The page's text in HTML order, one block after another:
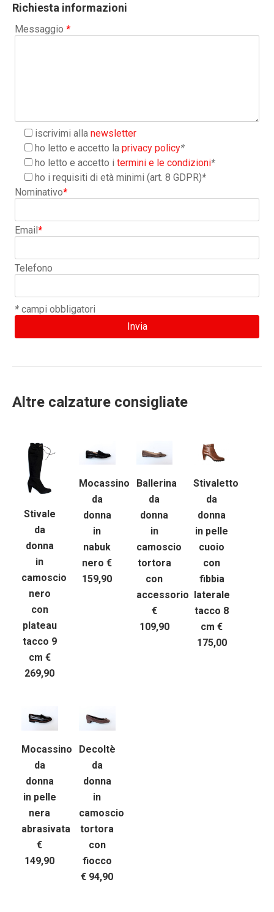
Richiesta informazioni
Messaggio *
iscrivimi allanewsletter
ho letto e accetto laprivacy policy*
ho letto e accetto itermini e le condizioni*
ho i requisiti di età minimi (art. 8 GDPR)*
Nominativo*
Email*
Telefono
* campi obbligatori
Altre calzature consigliate
Stivale
da
donna
in
camoscio
nero
con
plateau
tacco 9
cm €
269,90
Mocassino
da
donna
in
nabuk
nero €
159,90
Ballerina
da
donna
in
camoscio
tortora
con
accessorio
€
109,90
Stivaletto
da
donna
in pelle
cuoio
con
fibbia
laterale
tacco 8
cm €
175,00
Mocassino
da
donna
in pelle
nera
abrasivata
€
149,90
Decoltè
da
donna
in
camoscio
tortora
con
fiocco
€ 94,90